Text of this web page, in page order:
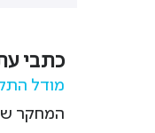
כתבי
מודל
המחקר